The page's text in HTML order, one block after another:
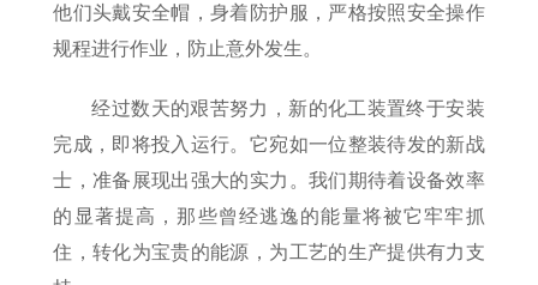
他们头戴安全帽，身着防护服，严格按照安全操作
规程进行作业，防止意外发生。
经过数天的艰苦努力，新的化工装置终于安装
完成，即将投入运行。它宛如一位整装待发的新战
士，准备展现出强大的实力。我们期待着设备效率
的显著提高，那些曾经逃逸的能量将被它牢牢抓
住，转化为宝贵的能源，为工艺的生产提供有力支